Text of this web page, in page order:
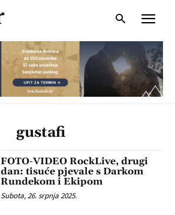
gustafi
FOTO-VIDEO RockLive, drugi
dan: tisuće pjevale s Darkom
Rundekom i Ekipom
Subota, 26. srpnja 2025.